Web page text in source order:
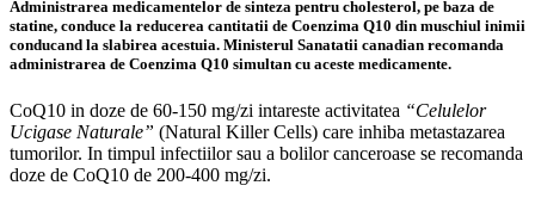
Administrarea medicamentelor de sinteza pentru cholesterol, pe baza de
statine, conduce la reducerea cantitatii de Coenzima Q10 din muschiul inimii
conducand la slabirea acestuia. Ministerul Sanatatii canadian recomanda
administrarea de Coenzima Q10 simultan cu aceste medicamente.
CoQ10 in doze de 60-150 mg/zi intareste activitatea “Celulelor
Ucigase Naturale” (Natural Killer Cells) care inhiba metastazarea
tumorilor. In timpul infectiilor sau a bolilor canceroase se recomanda
doze de CoQ10 de 200-400 mg/zi.